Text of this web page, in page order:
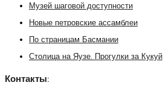
Музей шаговой доступности
Новые петровские ассамблеи
По страницам Басмании
Столица на Яузе. Прогулки за Кукуй
Контакты: